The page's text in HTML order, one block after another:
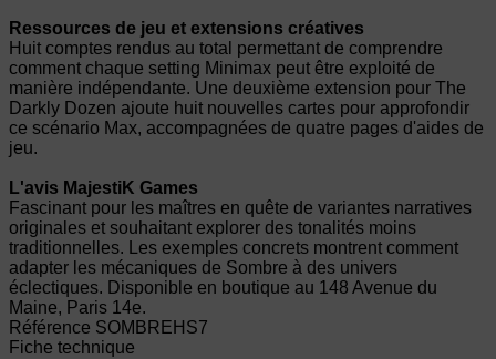
Ressources de jeu et extensions créatives
Huit comptes rendus au total permettant de comprendre
comment chaque setting Minimax peut être exploité de
manière indépendante. Une deuxième extension pour The
Darkly Dozen ajoute huit nouvelles cartes pour approfondir
ce scénario Max, accompagnées de quatre pages d'aides de
jeu.
L'avis MajestiK Games
Fascinant pour les maîtres en quête de variantes narratives
originales et souhaitant explorer des tonalités moins
traditionnelles. Les exemples concrets montrent comment
adapter les mécaniques de Sombre à des univers
éclectiques. Disponible en boutique au 148 Avenue du
Maine, Paris 14e.
Référence SOMBREHS7
Fiche technique